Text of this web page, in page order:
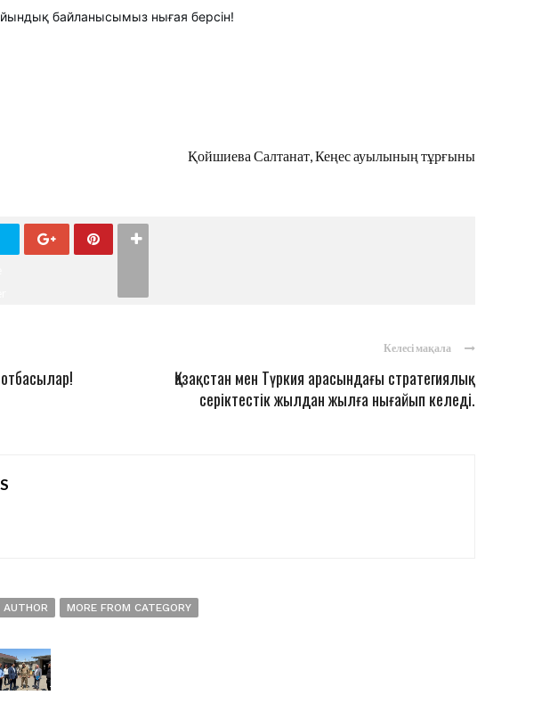
байланысымыз нығая берсін!
Қойшиева Салтанат, Кеңес ауылының тұрғыны
Келесі мақала
Қазақстан мен Түркия арасындағы стратегиялық
серіктестік жылдан жылға нығайып келеді.
AUTHOR MORE FROM CATEGORY